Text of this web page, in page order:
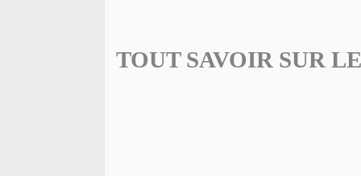
TOUT SAVOIR SUR